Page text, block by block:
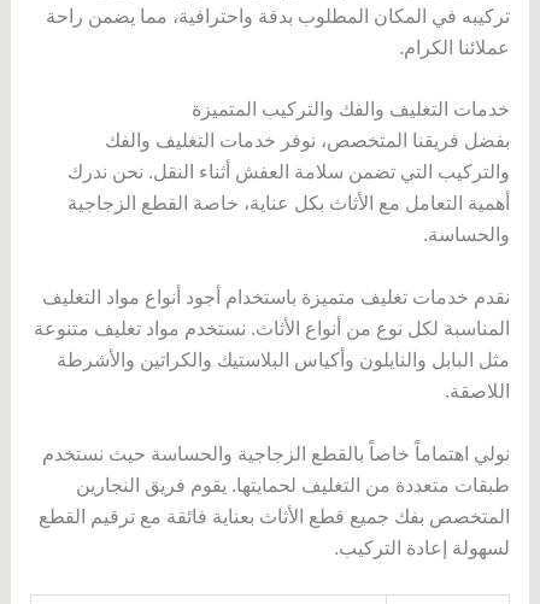
تركيبه في المكان المطلوب بدقة واحترافية، مما يضمن راحة
عملائنا الكرام.
خدمات التغليف والفك والتركيب المتميزة
بفضل فريقنا المتخصص، نوفر خدمات التغليف والفك
والتركيب التي تضمن سلامة العفش أثناء النقل. نحن ندرك
أهمية التعامل مع الأثاث بكل عناية، خاصة القطع الزجاجية
والحساسة.
نقدم خدمات تغليف متميزة باستخدام أجود أنواع مواد التغليف
المناسبة لكل نوع من أنواع الأثاث. نستخدم مواد تغليف متنوعة
مثل البابل والنايلون وأكياس البلاستيك والكراتين والأشرطة
اللاصقة.
نولي اهتماماً خاصاً بالقطع الزجاجية والحساسة حيث نستخدم
طبقات متعددة من التغليف لحمايتها. يقوم فريق النجارين
المتخصص بفك جميع قطع الأثاث بعناية فائقة مع ترقيم القطع
لسهولة إعادة التركيب.